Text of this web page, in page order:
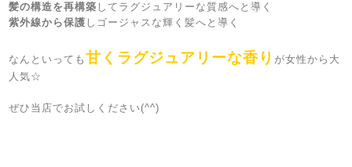
髪の構造を再構築 してラグジュアリーな質感へと導く
紫外線から保護 しゴージャスな輝く髪へと導く
なんといっても 甘くラグジュアリーな香り が女性から大
人気☆
ぜひ当店でお試しください(^^)